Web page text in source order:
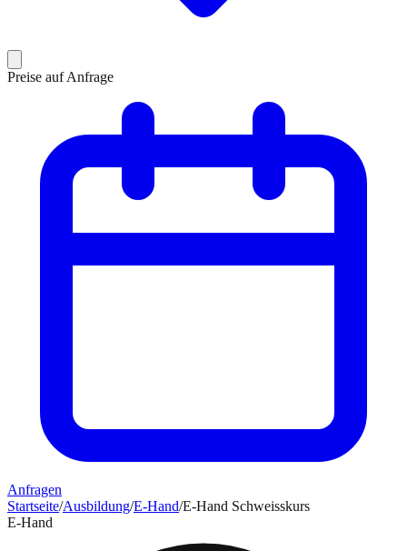
Preise auf Anfrage
Anfragen
Startseite/Ausbildung/E-Hand/E-Hand Schweisskurs
E-Hand